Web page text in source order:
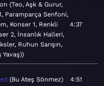
(Teo, Aşk & Gurur,
Paramparça Senfoni,
Konser 1, Renkli
2, İnsanlık Halleri,
Ruhun Sarışın,
Yavaş)
4:37
Bu Ateş Sönmez 4:51